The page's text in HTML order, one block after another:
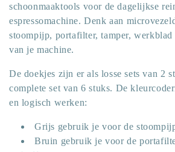
schoonmaaktools voor de dagelijkse
espressomachine. Denk aan
stoompijp, portafilter, tamper, werkblad
van je machine.
De doekjes zijn er als losse sets van 2
complete set van 6 stuks. De
en logisch werken:
Grijs gebruik je voor de
Bruin gebruik je voor de